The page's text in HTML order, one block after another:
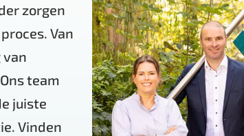
zorgen
Van
van
team
juiste
Vinden